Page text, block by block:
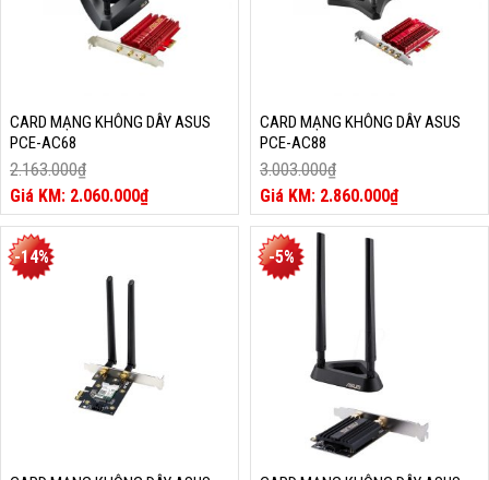
CARD MẠNG KHÔNG DÂY ASUS
PCE-AC68
2.163.000₫
Giá
gốc
là:
2.163.000₫.
2.060.000₫
Giá
hiện
tại
là:
CARD MẠNG KHÔNG DÂY ASUS
PCE-AC88
3.003.000₫
Giá
gốc
là:
3.003.000₫.
2.860.000₫
Giá
hiện
tại
là:
-14% -5%